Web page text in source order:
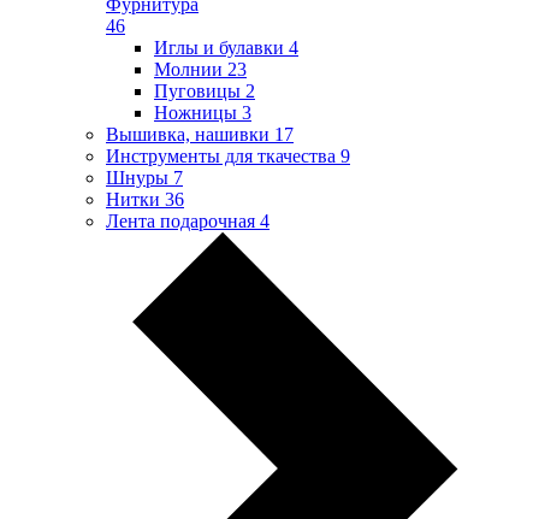
Фурнитура
46
Иглы и булавки 4
Молнии 23
Пуговицы 2
Ножницы 3
Вышивка, нашивки 17
Инструменты для ткачества 9
Шнуры 7
Нитки 36
Лента подарочная 4